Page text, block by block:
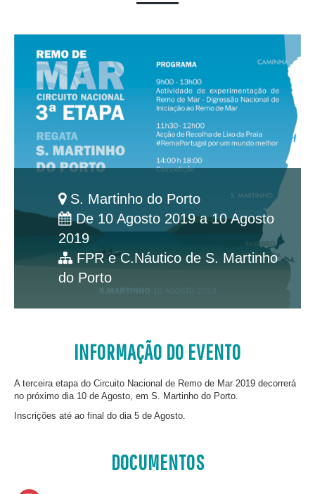
S. Martinho do Porto
De 10 Agosto 2019 a 10 Agosto
2019
FPR e C.Náutico de S. Martinho
do Porto
INFORMAÇÃO DO EVENTO
A terceira etapa do Circuito Nacional de Remo de Mar 2019 decorrerá
no próximo dia 10 de Agosto, em S. Martinho do Porto.
Inscrições até ao final do dia 5 de Agosto.
DOCUMENTOS